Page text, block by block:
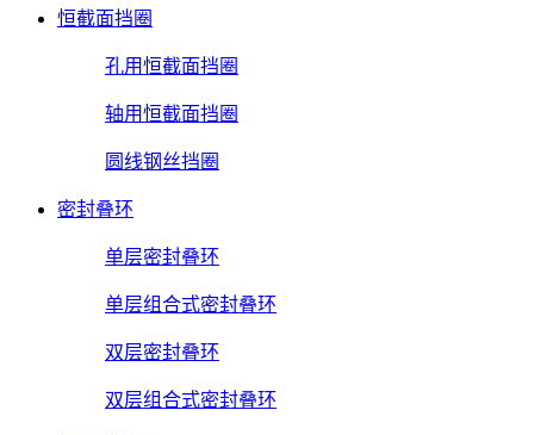
恒截面挡圈
孔用恒截面挡圈
轴用恒截面挡圈
圆线钢丝挡圈
密封叠环
单层密封叠环
单层组合式密封叠环
双层密封叠环
双层组合式密封叠环